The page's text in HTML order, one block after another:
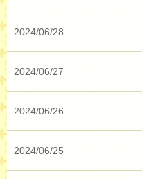
2024/06/28
2024/06/27
2024/06/26
2024/06/25